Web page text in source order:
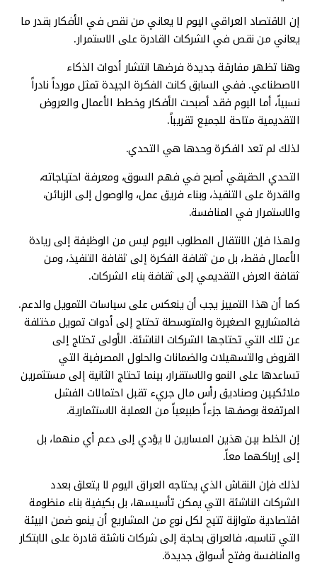
إن الاقتصاد العراقي اليوم لا يعاني من نقص في الأفكار بقدر ما
يعاني من نقص في الشركات القادرة على الاستمرار.
وهنا تظهر مفارقة جديدة فرضها انتشار أدوات الذكاء
الاصطناعي. ففي السابق كانت الفكرة الجيدة تمثل مورداً نادراً
نسبياً، أما اليوم فقد أصبحت الأفكار وخطط الأعمال والعروض
التقديمية متاحة للجميع تقريباً.
لذلك لم تعد الفكرة وحدها هي التحدي.
التحدي الحقيقي أصبح في فهم السوق، ومعرفة احتياجاته،
والقدرة على التنفيذ، وبناء فريق عمل، والوصول إلى الزبائن،
والاستمرار في المنافسة.
ولهذا فإن الانتقال المطلوب اليوم ليس من الوظيفة إلى ريادة
الأعمال فقط، بل من ثقافة الفكرة إلى ثقافة التنفيذ، ومن
ثقافة العرض التقديمي إلى ثقافة بناء الشركات.
كما أن هذا التمييز يجب أن ينعكس على سياسات التمويل والدعم.
فالمشاريع الصغيرة والمتوسطة تحتاج إلى أدوات تمويل مختلفة
عن تلك التي تحتاجها الشركات الناشئة. الأولى تحتاج إلى
القروض والتسهيلات والضمانات والحلول المصرفية التي
تساعدها على النمو والاستقرار، بينما تحتاج الثانية إلى مستثمرين
ملائكيين وصناديق رأس مال جريء تقبل احتمالات الفشل
المرتفعة بوصفها جزءاً طبيعياً من العملية الاستثمارية.
إن الخلط بين هذين المسارين لا يؤدي إلى دعم أي منهما، بل
إلى إرباكهما معاً.
لذلك فإن النقاش الذي يحتاجه العراق اليوم لا يتعلق بعدد
الشركات الناشئة التي يمكن تأسيسها، بل بكيفية بناء منظومة
اقتصادية متوازنة تتيح لكل نوع من المشاريع أن ينمو ضمن البيئة
التي تناسبه، فالعراق بحاجة إلى شركات ناشئة قادرة على الابتكار
والمنافسة وفتح أسواق جديدة.